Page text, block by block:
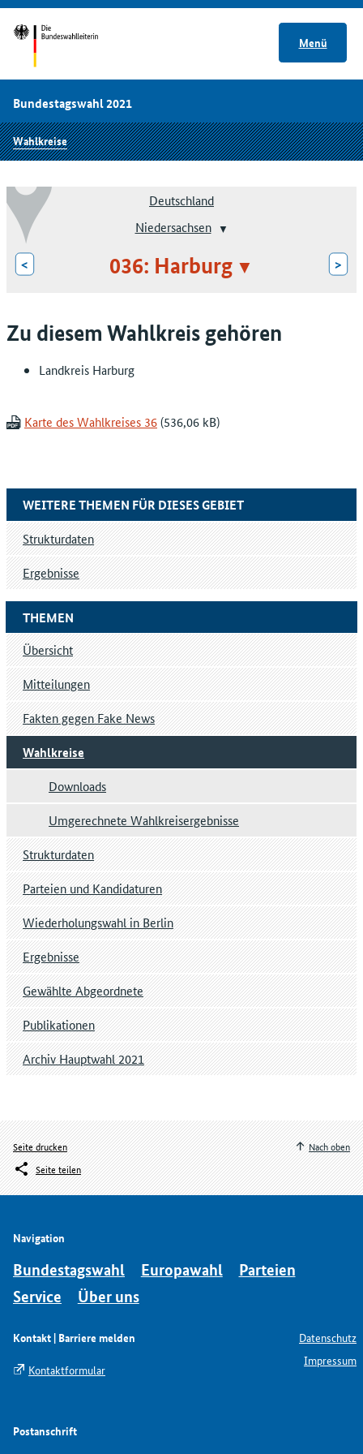
Menü
Bundestagswahl 2021
Wahlkreise
Deutschland
Niedersachsen
< 036: Harburg >
Zu diesem Wahlkreis gehören
Landkreis Harburg
Karte des Wahlkreises 36
THEMEN
Übersicht
Mitteilungen
Fakten gegen Fake News
Wahlkreise
Downloads
Umgerechnete Wahlkreisergebnisse
Strukturdaten
Parteien und Kandidaturen
Wiederholungswahl in Berlin
Ergebnisse
Gewählte Abgeordnete
Publikationen
Archiv Hauptwahl 2021
WEITERE THEMEN FÜR DIESES GEBIET
Strukturdaten
Ergebnisse
Seite drucken
Seite teilen
Nach oben
Navigation
Bundestagswahl Europawahl
Parteien
Service
Über uns
Kontakt | Barriere melden
Kontaktformular
Postanschrift
Datenschutz
Impressum